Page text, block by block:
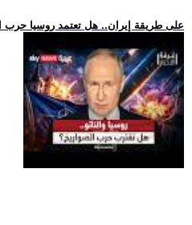
.. على طريقة إيران.. هل تعتمد روسيا حرب